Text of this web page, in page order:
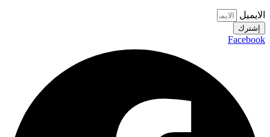
الايميل
إشترك
Facebook